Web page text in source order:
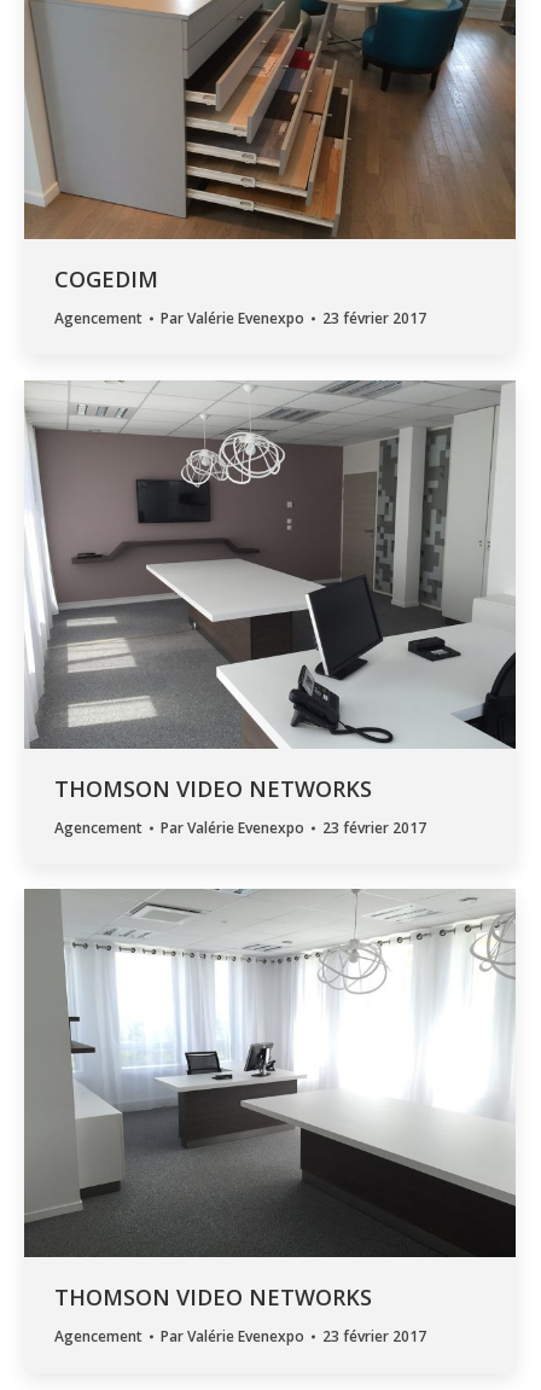
COGEDIM
Agencement ParValérie Evenexpo 23 février 2017
THOMSON VIDEO NETWORKS
Agencement ParValérie Evenexpo 23 février 2017
THOMSON VIDEO NETWORKS
Agencement ParValérie Evenexpo 23 février 2017